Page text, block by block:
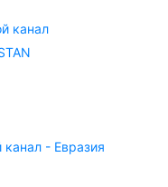
канал
- Евразия